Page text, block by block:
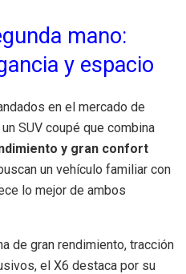
mano:
y espacio
en el mercado de
un SUV coupé que combina
y gran confort
un vehículo familiar con
lo mejor de ambos
de gran rendimiento, tracción
el X6 destaca por su